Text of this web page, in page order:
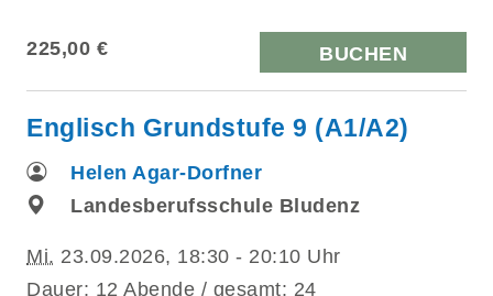
225,00 € BUCHEN
Englisch Grundstufe 9 (A1/A2)
Helen Agar-Dorfner
Landesberufsschule Bludenz
Mi. 23.09.2026, 18:30 - 20:10 Uhr
Dauer: 12 Abende / gesamt: 24